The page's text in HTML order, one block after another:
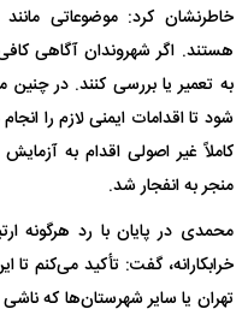
خاطرنشان کرد: موضوعاتی
هستند. اگر شهروندان آگاهی
به تعمیر یا بررسی کنند. در
شود تا اقدامات ایمنی لازم را
کاملاً غیر اصولی اقدام به
منجر به انفجار شد.
محمدی در پایان با رد هرگونه
خرابکارانه، گفت: تأکید می‌کنم
تهران یا سایر شهرستان‌ها که